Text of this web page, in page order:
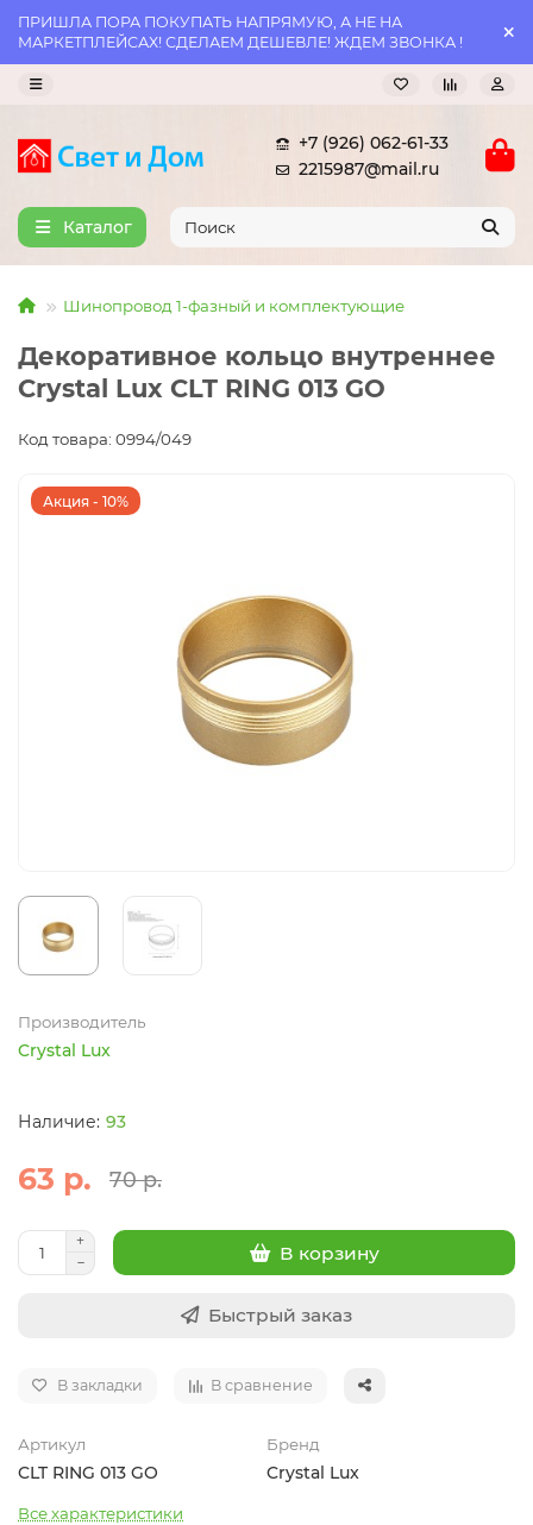
ПРИШЛА ПОРА ПОКУПАТЬ НАПРЯМУЮ, А НЕ НА
МАРКЕТПЛЕЙСАХ! СДЕЛАЕМ ДЕШЕВЛЕ! ЖДЕМ ЗВОНКА !
+7 (926) 062-61-33
2215987@mail.ru
Каталог
Шинопровод 1-фазный и комплектующие
Декоративное кольцо внутреннее
Crystal Lux CLT RING 013 GO
Код товара: 0994/049
Акция - 10%
Производитель
Crystal Lux
93
63 р. 70 р.
В корзину
Быстрый заказ
В закладки В сравнение
Артикул
CLT RING 013 GO
Бренд
Crystal Lux
Все характеристики